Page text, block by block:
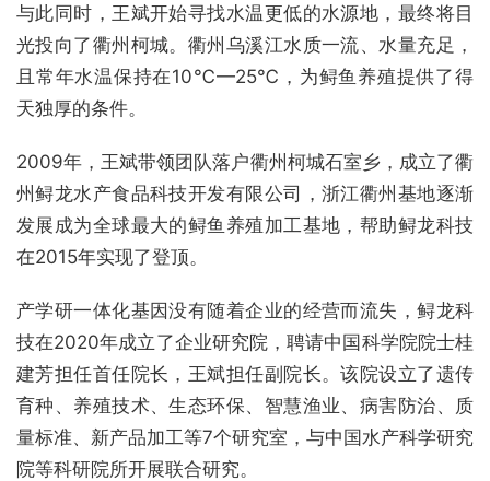
与此同时，王斌开始寻找水温更低的水源地，最终将目
光投向了衢州柯城。衢州乌溪江水质一流、水量充足，
且常年水温保持在10℃—25℃，为鲟鱼养殖提供了得
天独厚的条件。
2009年，王斌带领团队落户衢州柯城石室乡，成立了衢
州鲟龙水产食品科技开发有限公司，浙江衢州基地逐渐
发展成为全球最大的鲟鱼养殖加工基地，帮助鲟龙科技
在2015年实现了登顶。
产学研一体化基因没有随着企业的经营而流失，鲟龙科
技在2020年成立了企业研究院，聘请中国科学院院士桂
建芳担任首任院长，王斌担任副院长。该院设立了遗传
育种、养殖技术、生态环保、智慧渔业、病害防治、质
量标准、新产品加工等7个研究室，与中国水产科学研究
院等科研院所开展联合研究。